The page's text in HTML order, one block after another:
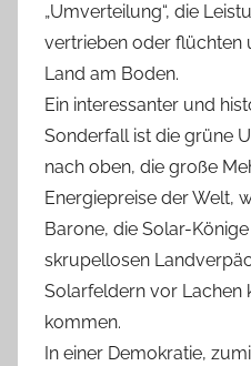
„Umverteilung“, die
vertrieben oder flüchten
Land am Boden.
Ein interessanter und
Sonderfall ist die grüne
nach oben, die große
Energiepreise der Welt,
Barone, die Solar-
skrupellosen
Solarfeldern vor Lachen
kommen.
In einer Demokratie,